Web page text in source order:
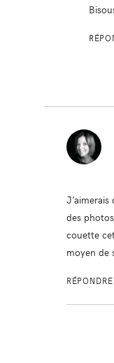
des
couette
moyen de
RÉPONDRE